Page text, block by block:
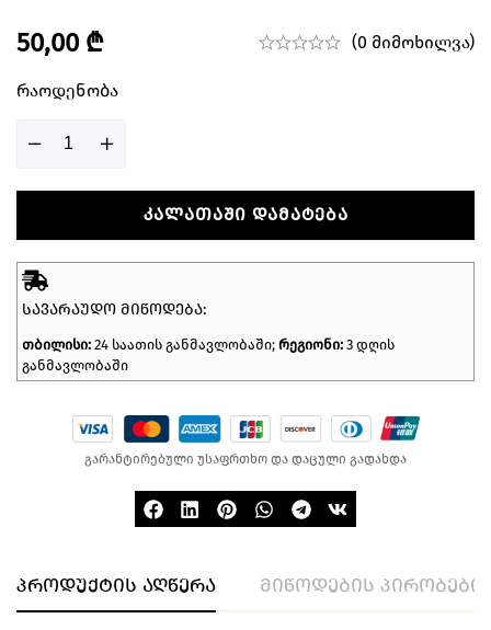
50,00 ₾ (0 მიმოხილვა)
Რაოდენობა
ᲙᲐᲚᲐᲗᲐᲨᲘ ᲓᲐᲛᲐᲢᲔᲑᲐ
ᲡᲐᲕᲐᲠᲐᲣᲓᲝ ᲛᲘᲬᲝᲓᲔᲑᲐ:
თბილისი: 24 საათის განმავლობაში; რეგიონი: 3 დღის
განმავლობაში
გარანტირებული უსაფრთხო და დაცული გადახდა
პროდუქტის აღწერა მიწოდების პირობები